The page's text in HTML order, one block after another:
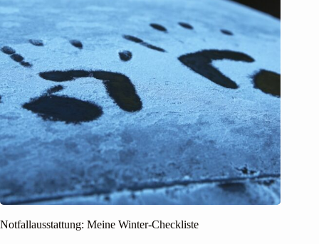
Notfallausstattung: Meine Winter-Checkliste